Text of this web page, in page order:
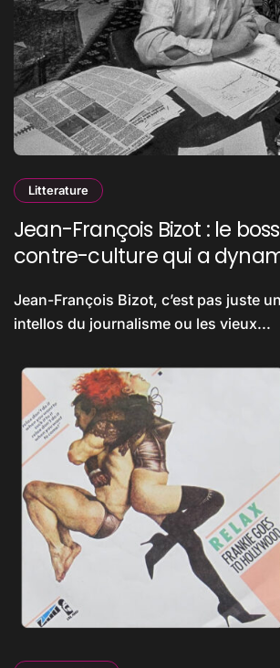
Litterature
Jean-François Bizot : le
contre-culture qui a
Jean-François Bizot, c’est pas juste un nom pour les
intellos du journalisme ou les vieux...